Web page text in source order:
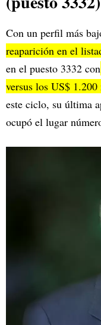
Con un perfil más
reaparición en el
en el puesto 3332 con
versus los US$
este ciclo, su última
ocupó el lugar